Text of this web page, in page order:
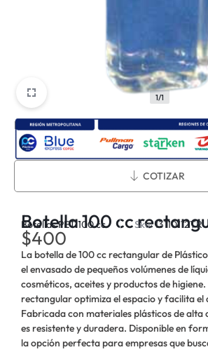
1/1
Métodos de envío:
COTIZAR
Botella 100 cc
Botellas PET 100 cc Sku:13110112TR
$400
La botella de 100 cc rectangular de
el envasado de pequeños volúmenes de
cosméticos, aceites y productos de higiene.
rectangular optimiza el espacio y facilita el
Fabricada con materiales plásticos de alta
es resistente y duradera. Disponible en
la opción perfecta para empresas que